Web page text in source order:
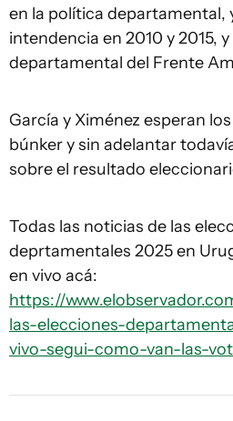
en la política departamental,
intendencia en 2010 y 2015,
departamental del Frente
García y Ximénez esperan
búnker y sin adelantar
sobre el resultado
Todas las noticias de las
deprtamentales 2025 en
en vivo acá:
https://
las-elecciones-
vivo-segui-como-van-las-